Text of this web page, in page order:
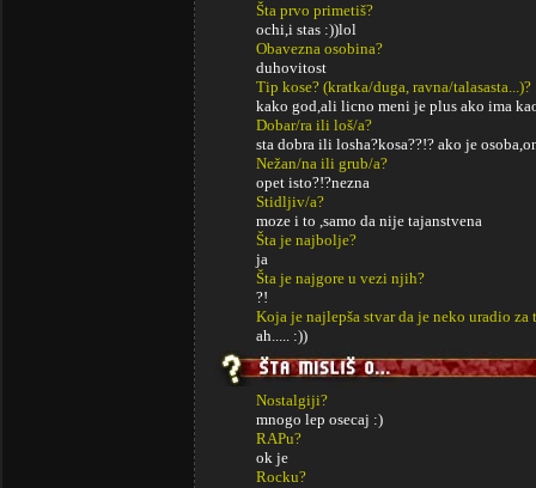
Šta prvo primetiš?
ochi,i stas :))lol
Obavezna osobina?
duhovitost
Tip kose? (kratka/duga, ravna/talasasta...)?
kako god,ali licno meni je plus ako ima
Dobar/ra ili loš/a?
sta dobra ili losha?kosa??!? ako je
Nežan/na ili grub/a?
opet isto?!?nezna
Stidljiv/a?
moze i to ,samo da nije tajanstvena
Šta je najbolje?
ja
Šta je najgore u vezi njih?
?!
Koja je najlepša stvar da je neko uradio za
ah..... :))
Nostalgiji?
mnogo lep osecaj :)
RAPu?
ok je
Rocku?